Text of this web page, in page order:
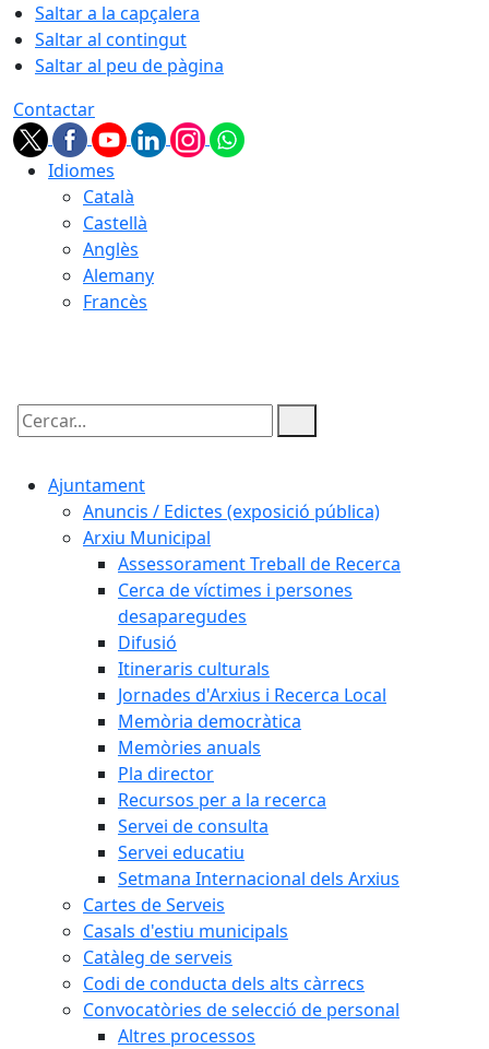
Saltar a la capçalera
Saltar al contingut
Saltar al peu de pàgina
Contactar
Idiomes
Català
Castellà
Anglès
Alemany
Francès
Cercar:
Ajuntament
Anuncis / Edictes (exposició pública)
Arxiu Municipal
Assessorament Treball de Recerca
Cerca de víctimes i persones
desaparegudes
Difusió
Itineraris culturals
Jornades d'Arxius i Recerca Local
Memòria democràtica
Memòries anuals
Pla director
Recursos per a la recerca
Servei de consulta
Servei educatiu
Setmana Internacional dels Arxius
Cartes de Serveis
Casals d'estiu municipals
Catàleg de serveis
Codi de conducta dels alts càrrecs
Convocatòries de selecció de personal
Altres processos